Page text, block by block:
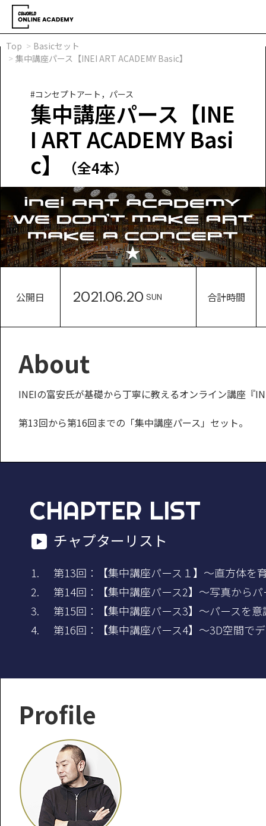
Top
Basicセット
集中講座パース【INEI ART ACADEMY Basic】
#コンセプトアート，パース
集中講座パース【INE
I ART ACADEMY Basi
c】
（全4本）
公開日 2021.06.20 SUN 合計時間
About
INEIの富安氏が基礎から丁寧に教えるオンライン講座『
第13回から第16回までの「集中講座パース」セット。
CHAPTER LIST
チャプターリスト
第13回：【集中講座パース１】～直方体を
第14回：【集中講座パース2】～写真から
第15回：【集中講座パース3】～パースを
第16回：【集中講座パース4】～3D空間で
Profile